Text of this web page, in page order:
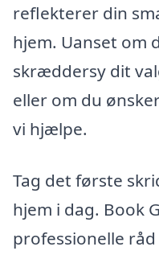
reflekterer din
hjem. Uanset om
skræddersy dit
eller om du
vi hjælpe.
Tag det første
hjem i dag. Book
professionelle